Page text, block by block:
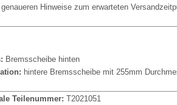
Hinweise zum erwarteten
Bremsscheibe hinten
hintere Bremsscheibe mit 255mm
Teilenummer: T2021051